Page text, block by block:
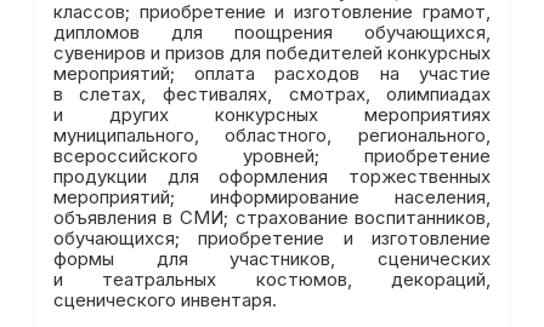
классов; приобретение и изготовление грамот,
дипломов для поощрения обучающихся,
сувениров и призов для победителей конкурсных
мероприятий; оплата расходов на участие
в слетах, фестивалях, смотрах, олимпиадах
и других конкурсных мероприятиях
муниципального, областного, регионального,
всероссийского уровней; приобретение
продукции для оформления торжественных
мероприятий; информирование населения,
объявления в СМИ; страхование воспитанников,
обучающихся; приобретение и изготовление
формы для участников, сценических
и театральных костюмов, декораций,
сценического инвентаря.